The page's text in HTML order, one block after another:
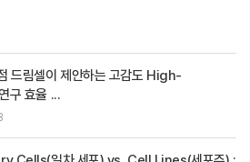
드림셀이 제안하는 고감도 High-
구 효율 ...